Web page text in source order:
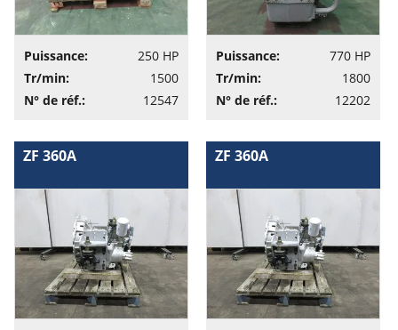
Puissance:
250 HP
Tr/min:
1500
N° de réf.:
12547
Puissance:
770 HP
Tr/min:
1800
N° de réf.:
12202
ZF 360A ZF 360A